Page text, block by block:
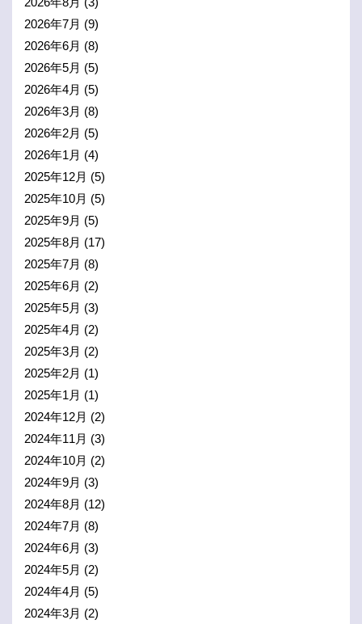
2026年7月 (9)
2026年6月 (8)
2026年5月 (5)
2026年4月 (5)
2026年3月 (8)
2026年2月 (5)
2026年1月 (4)
2025年12月 (5)
2025年10月 (5)
2025年9月 (5)
2025年8月 (17)
2025年7月 (8)
2025年6月 (2)
2025年5月 (3)
2025年4月 (2)
2025年3月 (2)
2025年2月 (1)
2025年1月 (1)
2024年12月 (2)
2024年11月 (3)
2024年10月 (2)
2024年9月 (3)
2024年8月 (12)
2024年7月 (8)
2024年6月 (3)
2024年5月 (2)
2024年4月 (5)
2024年3月 (2)